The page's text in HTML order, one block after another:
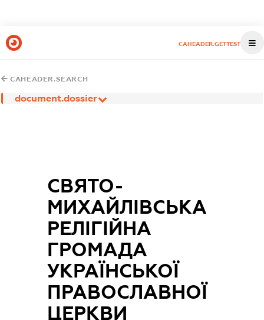
CAHEADER.GETTEST
CAHEADER.SEARCH
document.dossier
СВЯТО-
МИХАЙЛІВСЬКА
РЕЛІГІЙНА
ГРОМАДА
УКРАЇНСЬКОЇ
ПРАВОСЛАВНОЇ
ЦЕРКВИ